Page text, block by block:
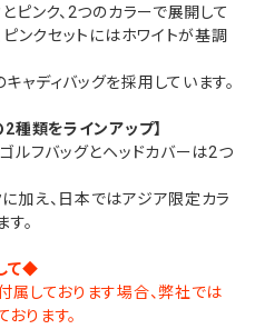
ピンク、2つのカラーで展開して
ピンクセットにはホワイトが基調
ャディバッグを採用しています。
2種類をラインアップ】
ルフバッグとヘッドカバーは2つ
加え、日本ではアジア限定カラ
。
て◆
属しております場合、弊社では
ります。